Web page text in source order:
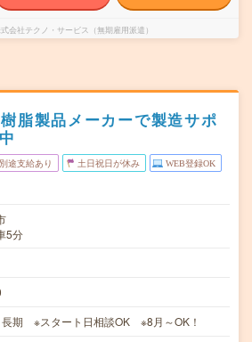
会社テクノ・サービス（無期雇用派遣）
脂製品メーカーで製造サポ
途支給あり 土日祝日が休み WEB登録OK
5分
期 ※スタート日相談OK ※8月～OK！